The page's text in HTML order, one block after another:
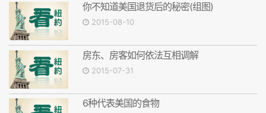
你不知道美国退货后的秘密(组图)
2015-08-10
房东、房客如何依法互相调解
2015-07-31
6种代表美国的食物